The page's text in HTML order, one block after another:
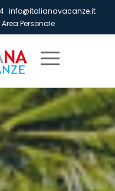
info@italianavacanze.it
Area Personale